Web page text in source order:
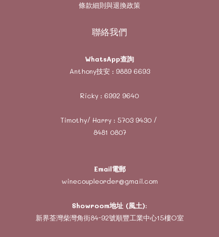
條款細則與退換政策
聯絡我們
WhatsApp查詢
Anthony技安 : 9889 6693
Ricky : 6992 9640
Timothy/ Harry : 5703 9430/
8481 0807
Email電郵
winecoupleorder@gmail.com
Showroom地址 (風土):
新界荃灣柴灣角街84-92號順豐工業中心15樓O室